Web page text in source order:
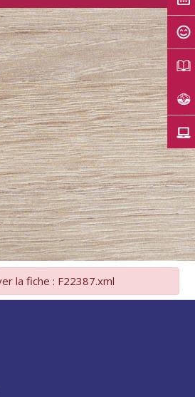
la fiche : F22387.xml